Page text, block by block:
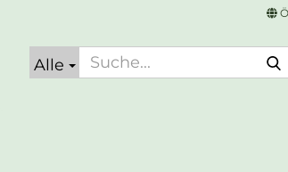
Alle